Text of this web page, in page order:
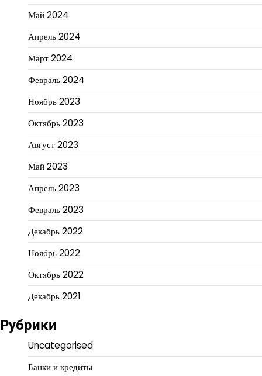
Май 2024
Апрель 2024
Март 2024
Февраль 2024
Ноябрь 2023
Октябрь 2023
Август 2023
Май 2023
Апрель 2023
Февраль 2023
Декабрь 2022
Ноябрь 2022
Октябрь 2022
Декабрь 2021
Рубрики
Uncategorised
Банки и кредиты